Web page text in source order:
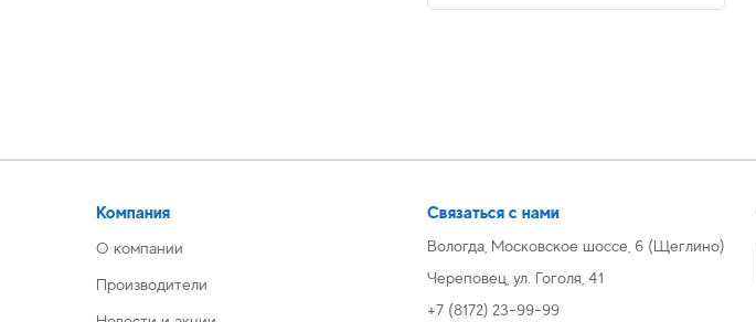
Компания
О компании
Производители
Связаться с нами
Вологда, Московское шоссе, 6 (Щеглино)
Череповец, ул. Гоголя, 41
+7 (8172) 23-99-99